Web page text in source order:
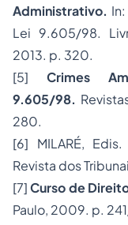
Administrativo.
Lei 9.605/98.
2013. p. 320.
[5] Crimes
9.605/98.
280.
[6] MILARÉ, Edis.
Revista dos
[7]Curso de
Paulo, 2009. p.